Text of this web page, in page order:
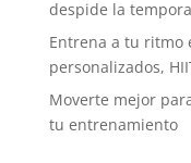
despide la
Entrena a tu ritmo
personalizados,
Moverte mejor
tu entrenamiento